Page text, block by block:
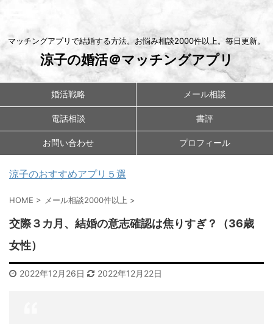
マッチングアプリで結婚する方法。お悩み相談2000件以上。毎日更新。
涼子の婚活＠マッチングアプリ
婚活戦略 メール相談
電話相談 書評
お問い合わせ プロフィール
涼子のおすすめアプリ５選
HOME > メール相談2000件以上 >
交際３カ月、結婚の意志確認は焦りすぎ？（36歳
女性）
2022年12月26日 2022年12月22日